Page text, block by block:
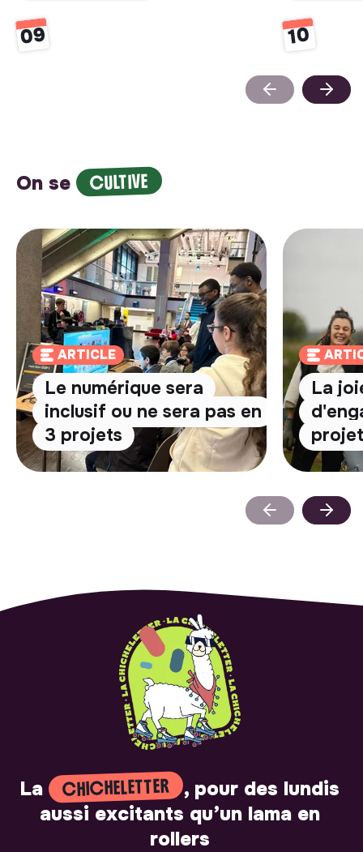
09 10
On se CULTIVE
ARTICLE
Le numérique sera
inclusif ou ne sera pas en
3 projets
La
La CHICHELETTER
, pour des lundis
aussi excitants qu’un lama en
rollers